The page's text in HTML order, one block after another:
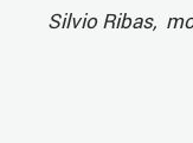
Silvio Ribas,